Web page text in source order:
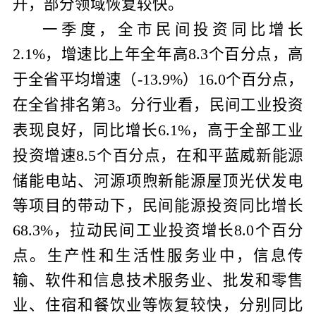
升，部分领域恢复较快。
一季度，全市民间投资同比增长
2.1%，增速比上年全年高8.3个百分点，高
于全省平均增速（-13.9%） 16.0个百分点，
在全省排名第3。分行业看，民间工业投资
表现良好，同比增长6.1%，高于全部工业
投资增速8.5个百分点，在和平蓝威新能源
储能电站、河源项煦新能源屋顶光伏发电
等项目的带动下，民间能源投资同比增长
68.3%，拉动民间工业投资增长8.0个百分
点。生产性和生活性服务业中，信息传
输、软件和信息技术服务业、批发和零售
业、住宿和餐饮业等恢复较快，分别同比